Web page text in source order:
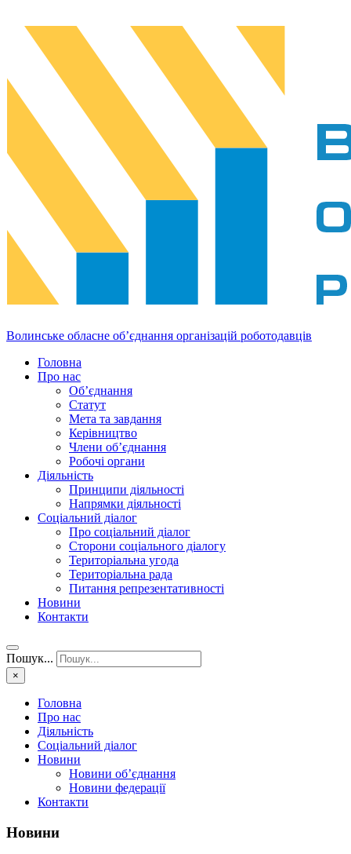
Волинське обласне об’єднання організацій роботодавців
Головна
Про нас
Об’єднання
Статут
Мета та завдання
Керівництво
Члени об’єднання
Робочі органи
Діяльність
Принципи діяльності
Напрямки діяльності
Соціальний діалог
Про соціальний діалог
Сторони соціального діалогу
Територіальна угода
Територіальна рада
Питання репрезентативності
Новини
Контакти
Пошук...
×
Головна
Про нас
Діяльність
Соціальний діалог
Новини
Новини об’єднання
Новини федерації
Контакти
Новини